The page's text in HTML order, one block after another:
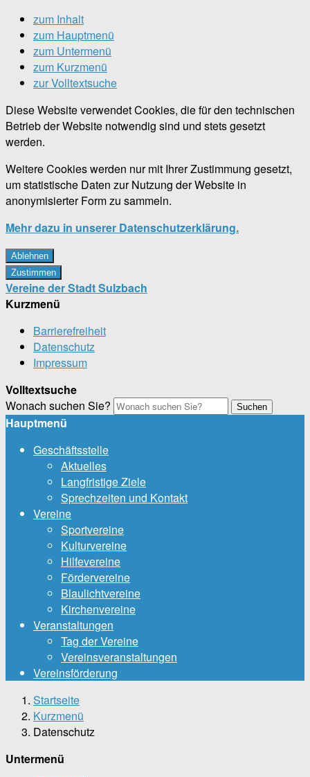
zum Inhalt
zum Hauptmenü
zum Untermenü
zum Kurzmenü
zur Volltextsuche
Diese Website verwendet Cookies, die für den technischen
Betrieb der Website notwendig sind und stets gesetzt
werden.
Weitere Cookies werden nur mit Ihrer Zustimmung gesetzt,
um statistische Daten zur Nutzung der Website in
anonymisierter Form zu sammeln.
Mehr dazu in unserer Datenschutzerklärung.
Ablehnen
Zustimmen
Vereine der Stadt Sulzbach
Kurzmenü
Barrierefreiheit
Datenschutz
Impressum
Volltextsuche
Wonach suchen Sie?
Suchen
Hauptmenü
Geschäftsstelle
Aktuelles
Langfristige Ziele
Sprechzeiten und Kontakt
Vereine
Sportvereine
Kulturvereine
Hilfevereine
Fördervereine
Blaulichtvereine
Kirchenvereine
Veranstaltungen
Tag der Vereine
Vereinsveranstaltungen
Vereinsförderung
Startseite
Kurzmenü
Datenschutz
Untermenü